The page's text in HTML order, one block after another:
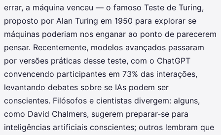
errar, a máquina venceu — o famoso Teste de Turing,
proposto por Alan Turing em 1950 para explorar se
máquinas poderiam nos enganar ao ponto de parecerem
pensar. Recentemente, modelos avançados passaram
por versões práticas desse teste, com o ChatGPT
convencendo participantes em 73% das interações,
levantando debates sobre se IAs podem ser
conscientes. Filósofos e cientistas divergem: alguns,
como David Chalmers, sugerem preparar-se para
inteligências artificiais conscientes; outros lembram que